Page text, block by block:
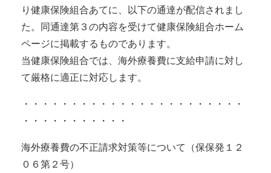
り健康保険組合あてに、以下の通達が配信されまし
た。同通達第３の内容を受けて健康保険組合ホーム
ページに掲載するものであります。
当健康保険組合では、海外療養費に支給申請に対し
て厳格に適正に対応します。
・・・・・・・・・・・・・・・・・・・・・・・
・・・・・・・・・・・
海外療養費の不正請求対策等について（保保発１２
０６第２号）